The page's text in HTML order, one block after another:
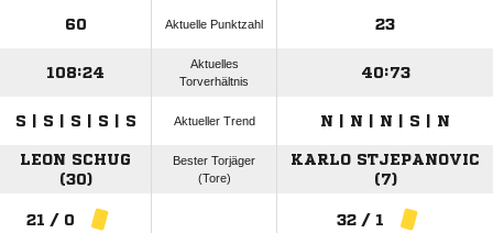
60 Aktuelle Punktzahl 23
108:24
Aktuelles
Torverhältnis
40:73
S | S | S | S | S Aktueller Trend N | N | N | S | N
LEON SCHUG
(30)
Bester Torjäger
(Tore)
KARLO STJEPANOVIC
(7)
21 / 0 32 / 1